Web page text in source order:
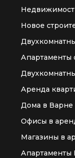
Новое
Апартаменты
Аренда
Дома в Варне
Офисы в
Магазины в
Апартаменты